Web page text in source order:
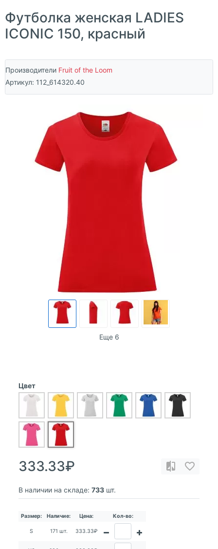
Футболка женская LADIES
ICONIC 150, красный
Производители Fruit of the Loom
Артикул: 112_614320.40
Еще 6
Цвет
333.33₽
В наличии на складе: 733 шт.
Размер: Наличие: Цена: Кол-во:
S 171 шт. 333.33₽